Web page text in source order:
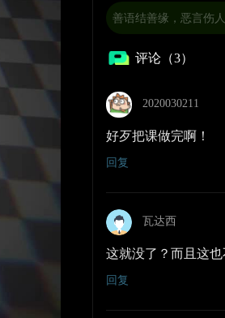
评论（3）
2020030211
好歹把课做完啊！
回复
瓦达西
这就没了？而且这
回复